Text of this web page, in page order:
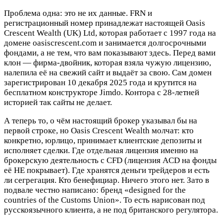
Проблема одна: это не их данные. FRN и
регистрационный номер принадлежат настоящей Oasis
Crescent Wealth (UK) Ltd, которая работает с 1997 года на
домене oasiscrescent.com и занимается долгосрочными
фондами, а не тем, что вам показывают здесь. Перед вами
клон — фирма-двойник, которая взяла чужую лицензию,
налепила её на свежий сайт и выдаёт за свою. Сам домен
зарегистрирован 10 декабря 2025 года и крутится на
бесплатном конструкторе Jimdo. Контора с 28-летней
историей так сайты не делает.
А теперь то, о чём настоящий брокер указывал бы на
первой строке, но Oasis Crescent Wealth молчат: кто
конкретно, юрлицо, принимает клиентские депозиты и
исполняет сделки. Где отдельная лицензия именно на
брокерскую деятельность с CFD (лицензия ACD на фонды
её НЕ покрывает). Где хранятся деньги трейдеров и есть
ли сегрегация. Кто бенефициар. Ничего этого нет. Зато в
подвале честно написано: бренд «designed for the
countries of the Customs Union». То есть нарисован под
русскоязычного клиента, а не под британского регулятора.